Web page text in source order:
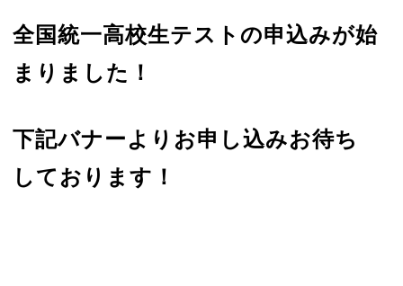
全国統一高校生テストの申込みが始
まりました！
下記バナーよりお申し込みお待ち
しております！